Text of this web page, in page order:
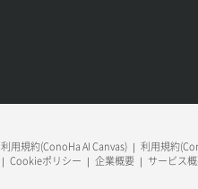
利用規約(ConoHa AI Canvas) 利用規約
Cookieポリシー 企業概要 サービス